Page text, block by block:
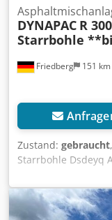
Friedberg 151 km
DYNAPAC R
Starrbohle
Zustand: gebraucht
Starrbohle Dsdeyq
Einbaubreite
per Whatsapp *
Zwischenverkauf